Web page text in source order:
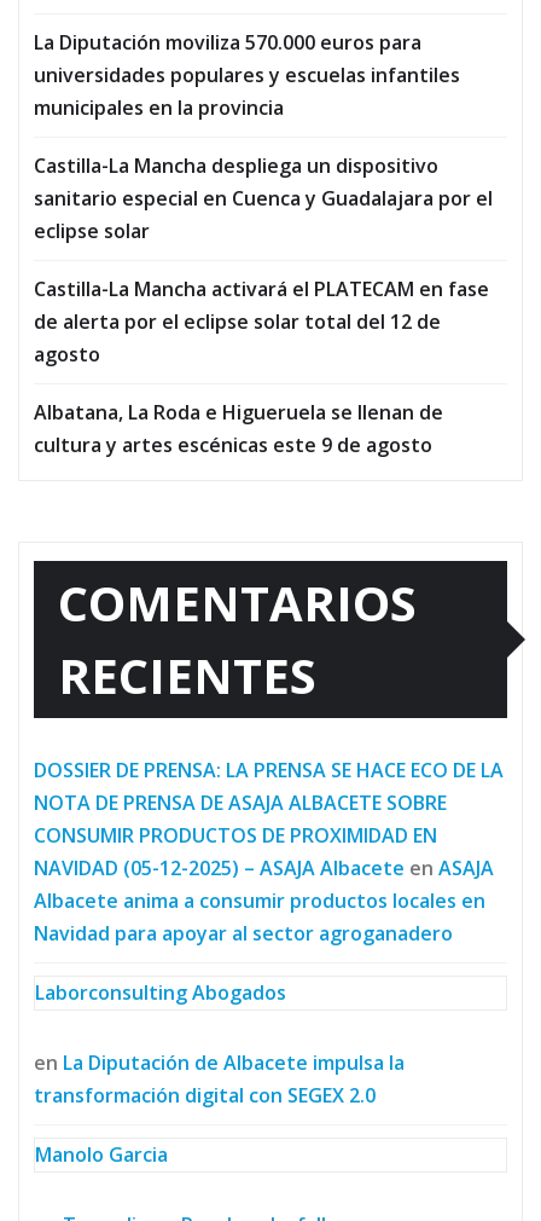
La Diputación moviliza 570.000 euros para
universidades populares y escuelas infantiles
municipales en la provincia
Castilla-La Mancha despliega un dispositivo
sanitario especial en Cuenca y Guadalajara por el
eclipse solar
Castilla-La Mancha activará el PLATECAM en fase
de alerta por el eclipse solar total del 12 de
agosto
Albatana, La Roda e Higueruela se llenan de
cultura y artes escénicas este 9 de agosto
COMENTARIOS
RECIENTES
DOSSIER DE PRENSA: LA PRENSA SE HACE ECO DE LA
NOTA DE PRENSA DE ASAJA ALBACETE SOBRE
CONSUMIR PRODUCTOS DE PROXIMIDAD EN
NAVIDAD (05-12-2025) – ASAJA Albacete en ASAJA
Albacete anima a consumir productos locales en
Navidad para apoyar al sector agroganadero
Laborconsulting Abogados
en La Diputación de Albacete impulsa la
transformación digital con SEGEX 2.0
Manolo Garcia